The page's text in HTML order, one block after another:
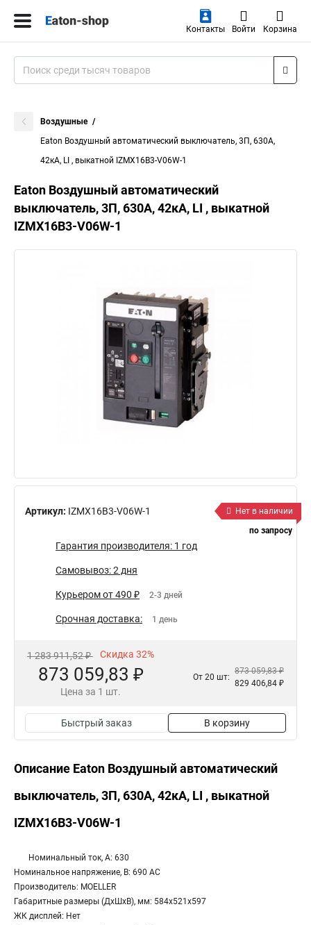
Контакты Войти Корзина
Воздушные
Eaton Воздушный автоматический выключатель, 3П, 630А,
42кА, LI , выкатной IZMX16B3-V06W-1
Eaton Воздушный автоматический
выключатель, 3П, 630А, 42кА, LI , выкатной
IZMX16B3-V06W-1
Артикул: IZMX16B3-V06W-1
Нет в наличии
по запросу
Гарантия производителя: 1 год
Самовывоз: 2 дня
Курьером от 490 ₽ 2-3 дней
Срочная доставка: 1 день
1 283 911,52 ₽ Скидка 32%
873 059,83 ₽
Цена за 1 шт.
От 20 шт:
873 059,83 ₽
829 406,84 ₽
Быстрый заказ В корзину
Описание Eaton Воздушный автоматический
выключатель, 3П, 630А, 42кА, LI , выкатной
IZMX16B3-V06W-1
Номинальный ток, А: 630
Номинальное напряжение, В: 690 AC
Производитель: MOELLER
Габаритные размеры (ДхШхВ), мм: 584x521x597
ЖК дисплей: Нет